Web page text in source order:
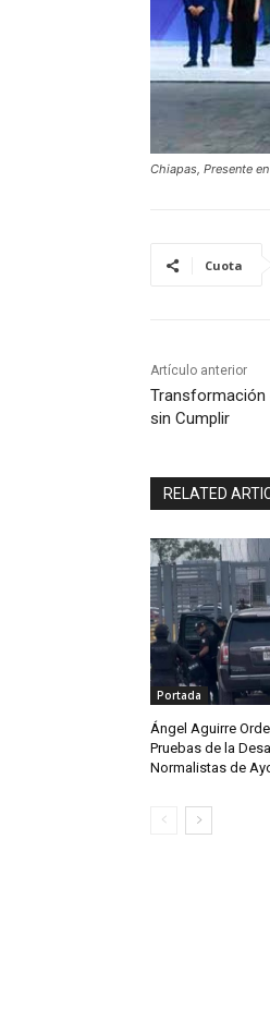
Chiapas, Presente
Cuota
Artículo anterior
Transformación
sin Cumplir
RELATED
Portada
Ángel Aguirre
Pruebas de la
Normalistas de